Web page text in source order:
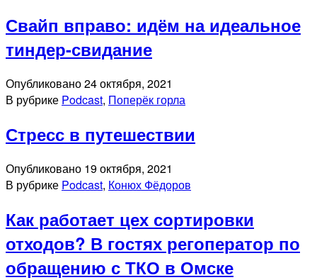
Свайп вправо: идём на идеальное
тиндер-свидание
Опубликовано24 октября, 2021
В рубрике Podcast, Поперёк горла
Стресс в путешествии
Опубликовано 19 октября, 2021
В рубрике Podcast, Конюх Фёдоров
Как работает цех сортировки
отходов? В гостях регоператор по
обращению с ТКО в Омске